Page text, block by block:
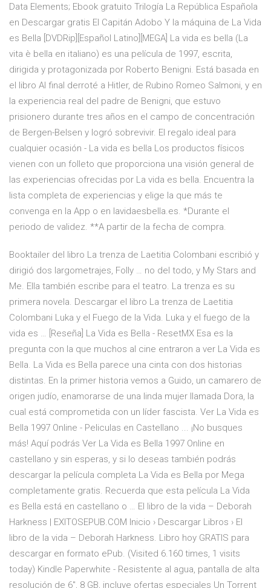
Data Elements; Ebook gratuito Trilogía La República Española
en Descargar gratis El Capitán Adobo Y la máquina de La Vida
es Bella [DVDRip][Español Latino][MEGA] La vida es bella (La
vita è bella en italiano) es una película de 1997, escrita,
dirigida y protagonizada por Roberto Benigni. Está basada en
el libro Al final derroté a Hitler, de Rubino Romeo Salmoni, y en
la experiencia real del padre de Benigni, que estuvo
prisionero durante tres años en el campo de concentración
de Bergen-Belsen y logró sobrevivir. El regalo ideal para
cualquier ocasión - La vida es bella Los productos físicos
vienen con un folleto que proporciona una visión general de
las experiencias ofrecidas por La vida es bella. Encuentra la
lista completa de experiencias y elige la que más te
convenga en la App o en lavidaesbella.es. *Durante el
periodo de validez. **A partir de la fecha de compra.
Booktailer del libro La trenza de Laetitia Colombani escribió y
dirigió dos largometrajes, Folly … no del todo, y My Stars and
Me. Ella también escribe para el teatro. La trenza es su
primera novela. Descargar el libro La trenza de Laetitia
Colombani Luka y el Fuego de la Vida. Luka y el fuego de la
vida es … [Reseña] La Vida es Bella - ResetMX Esa es la
pregunta con la que muchos al cine entraron a ver La Vida es
Bella. La Vida es Bella parece una cinta con dos historias
distintas. En la primer historia vemos a Guido, un camarero de
origen judío, enamorarse de una linda mujer llamada Dora, la
cual está comprometida con un líder fascista. Ver La Vida es
Bella 1997 Online - Peliculas en Castellano ... ¡No busques
más! Aquí podrás Ver La Vida es Bella 1997 Online en
castellano y sin esperas, y si lo deseas también podrás
descargar la película completa La Vida es Bella por Mega
completamente gratis. Recuerda que esta película La Vida
es Bella está en castellano o … El libro de la vida – Deborah
Harkness | EXITOSEPUB.COM Inicio › Descargar Libros › El
libro de la vida – Deborah Harkness. Libro hoy GRATIS para
descargar en formato ePub. (Visited 6.160 times, 1 visits
today) Kindle Paperwhite - Resistente al agua, pantalla de alta
resolución de 6", 8 GB, incluye ofertas especiales Un Torrent